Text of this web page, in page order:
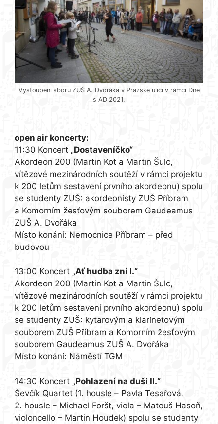
Vystoupení sboru ZUŠ A. Dvořáka v Pražské ulici v rámci Dne
s AD 2021.
open air koncerty:
11:30 Koncert „Dostaveníčko“
Akordeon 200 (Martin Kot a Martin Šulc,
vítězové mezinárodních soutěží v rámci projektu
k 200 letům sestavení prvního akordeonu) spolu
se studenty ZUŠ: akordeonisty ZUŠ Příbram
a Komorním žesťovým souborem Gaudeamus
ZUŠ A. Dvořáka
Místo konání: Nemocnice Příbram – před
budovou
13:00 Koncert „Ať hudba zní I.“
Akordeon 200 (Martin Kot a Martin Šulc,
vítězové mezinárodních soutěží v rámci projektu
k 200 letům sestavení prvního akordeonu) spolu
se studenty ZUŠ: kytarovým a klarinetovým
souborem ZUŠ Příbram a Komorním žesťovým
souborem Gaudeamus ZUŠ A. Dvořáka
Místo konání: Náměstí TGM
14:30 Koncert „Pohlazení na duši II.“
Ševčík Quartet (1. housle – Pavla Tesařová,
2. housle – Michael Foršt, viola – Matouš Hasoň,
violoncello – Martin Houdek) spolu se studenty